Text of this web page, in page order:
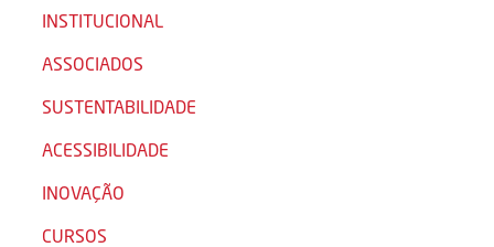
INSTITUCIONAL
ASSOCIADOS
SUSTENTABILIDADE
ACESSIBILIDADE
INOVAÇÃO
CURSOS